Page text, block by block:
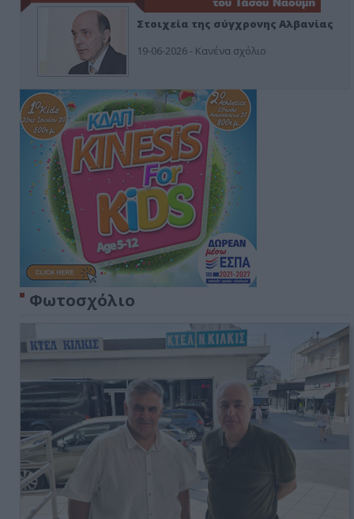
Στοιχεία της σύγχρονης Αλβανίας
19-06-2026 - Κανένα σχόλιο
Φωτοσχόλιο